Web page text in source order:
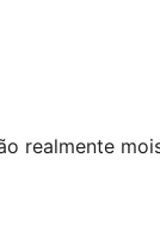
realmente